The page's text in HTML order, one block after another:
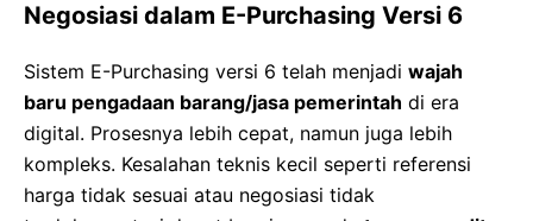
Negosiasi dalam E-Purchasing Versi 6
Sistem E-Purchasing versi 6 telah menjadi wajah
baru pengadaan barang/jasa pemerintah di era
digital. Prosesnya lebih cepat, namun juga lebih
kompleks. Kesalahan teknis kecil seperti referensi
harga tidak sesuai atau negosiasi tidak